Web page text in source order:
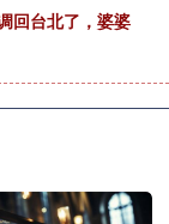
回台北了，婆婆